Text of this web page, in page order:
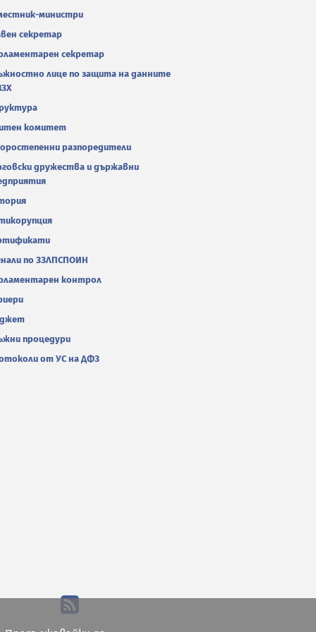
министри
секретар
секретар
лице по защита на данните
комитет
разпоредители
дружества и държавни
по ЗЗЛПСПОИН
контрол
процедури
от УС на ДФЗ